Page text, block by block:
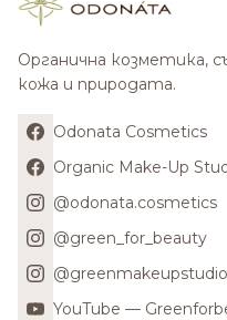
Органична козметика,
кожа и природата.
Odonata Cosmetics
Organic Make-Up
@odonata.cosmetics
@green_for_beauty
@greenmakeupstudio
YouTube —